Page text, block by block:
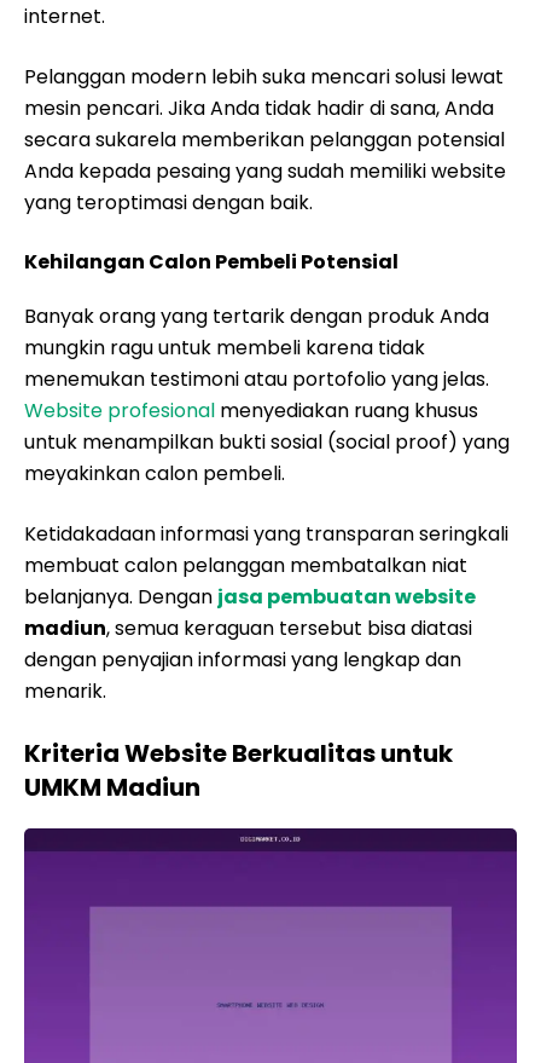
internet.
Pelanggan modern lebih suka mencari solusi lewat
mesin pencari. Jika Anda tidak hadir di sana, Anda
secara sukarela memberikan pelanggan potensial
Anda kepada pesaing yang sudah memiliki website
yang teroptimasi dengan baik.
Kehilangan Calon Pembeli Potensial
Banyak orang yang tertarik dengan produk Anda
mungkin ragu untuk membeli karena tidak
menemukan testimoni atau portofolio yang jelas.
Website profesional menyediakan ruang khusus
untuk menampilkan bukti sosial (social proof) yang
meyakinkan calon pembeli.
Ketidakadaan informasi yang transparan seringkali
membuat calon pelanggan membatalkan niat
belanjanya. Dengan jasa pembuatan website
madiun, semua keraguan tersebut bisa diatasi
dengan penyajian informasi yang lengkap dan
menarik.
Kriteria Website Berkualitas untuk
UMKM Madiun